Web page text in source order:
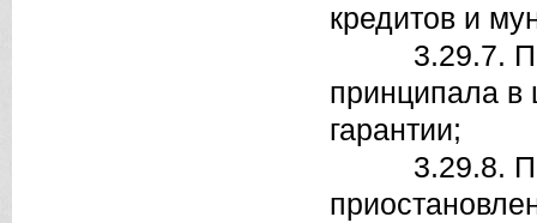
кредитов и
3.29.7.
принципала в
гарантии;
3.29.8.